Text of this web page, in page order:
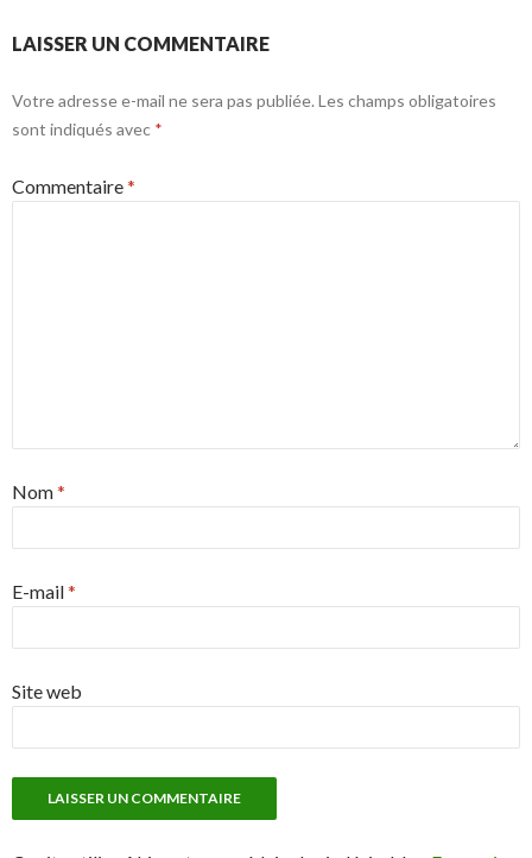
LAISSER UN COMMENTAIRE
Votre adresse e-mail ne sera pas publiée. Les champs obligatoires
sont indiqués avec *
Commentaire*
Nom*
E-mail*
Site web